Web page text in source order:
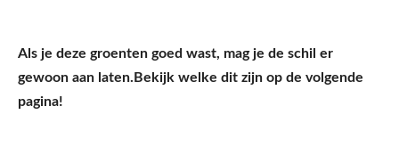
Als je deze groenten goed wast, mag je de schil er
gewoon aan laten. Bekijk welke dit zijn op de volgende
pagina!